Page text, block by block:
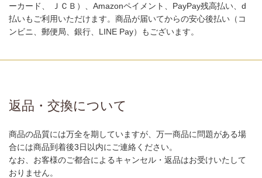
ーカード、 ＪＣＢ）、Amazonペイメント、PayPay残高払い、d
払いもご利用いただけます。商品が届いてからの安心後払い（コ
ンビニ、郵便局、銀行、LINE Pay）もございます。
返品・交換について
商品の品質には万全を期していますが、万一商品に問題がある場
合には商品到着後3日以内にご連絡ください。
なお、お客様のご都合によるキャンセル・返品はお受けいたして
おりません。